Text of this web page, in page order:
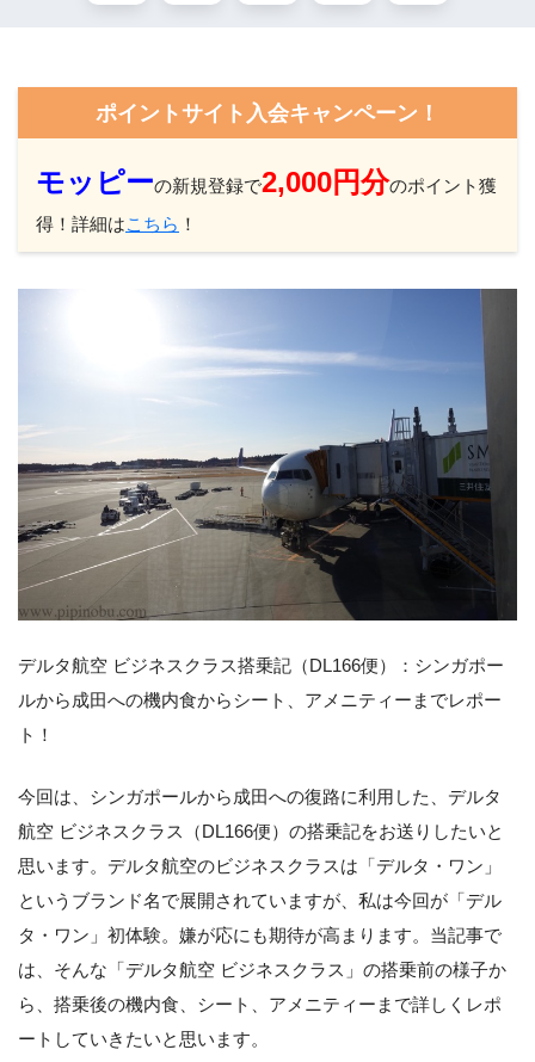
ポイントサイト入会キャンペーン！
モッピーの新規登録で2,000円分のポイント獲
得！詳細はこちら ！
デルタ航空 ビジネスクラス搭乗記（DL166便）：シンガポー
ルから成田への機内食からシート、アメニティーまでレポー
ト！
今回は、シンガポールから成田への復路に利用した、デルタ
航空 ビジネスクラス（DL166便）の搭乗記をお送りしたいと
思います。デルタ航空のビジネスクラスは「デルタ・ワン」
というブランド名で展開されていますが、私は今回が「デル
タ・ワン」初体験。嫌が応にも期待が高まります。当記事で
は、そんな「デルタ航空 ビジネスクラス」の搭乗前の様子か
ら、搭乗後の機内食、シート、アメニティーまで詳しくレポ
ートしていきたいと思います。